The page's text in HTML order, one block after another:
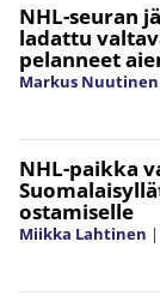
NHL-seuran
ladattu
pelanneet
Markus Nuutinen
NHL-paikka
ostamiselle
Miikka Lahtinen |